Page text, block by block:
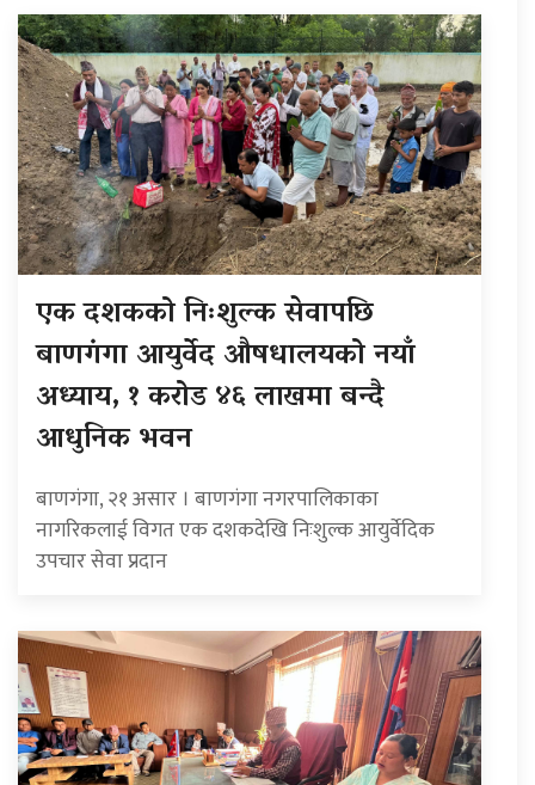
एक दशकको निःशुल्क सेवापछि
बाणगंगा आयुर्वेद औषधालयको नयाँ
अध्याय, १ करोड ४६ लाखमा बन्दै
आधुनिक भवन
बाणगंगा, २१ असार । बाणगंगा नगरपालिकाका
नागरिकलाई विगत एक दशकदेखि निःशुल्क आयुर्वेदिक
उपचार सेवा प्रदान